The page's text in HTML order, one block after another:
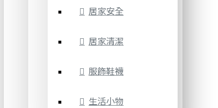
居家安全
居家清潔
服飾鞋襪
生活小物